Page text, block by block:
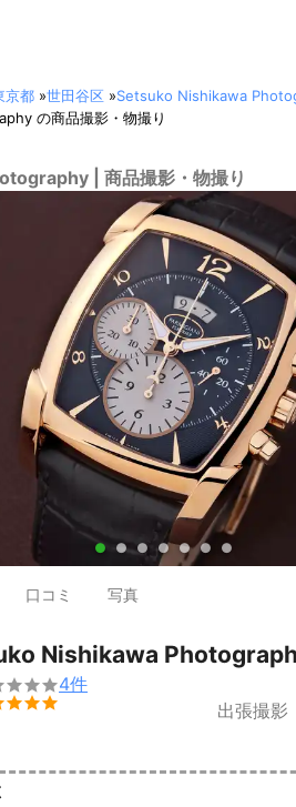
京都 »世田谷区 »Setsuko Nishikawa
の商品撮影・物撮り
| 商品撮影・物撮り
● ● ● ● ● ● ●
口コミ 写真
Nishikawa
4件
出張撮影